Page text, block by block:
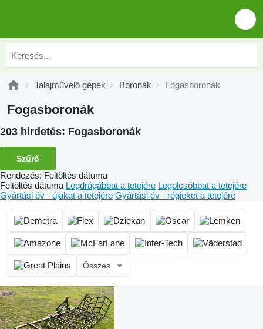
Talajművelő gépek Boronák Fogasboronák
Fogasboronák
203 hirdetés: Fogasboronák
Szűrő
Rendezés: Feltöltés dátuma
Feltöltés dátuma Legdrágábbat a tetejére Legolcsóbbat a tetejére
Gyártási év - újakat a tetejére Gyártási év - régieket a tetejére
Összes